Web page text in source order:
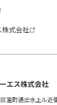
式会社
室町通出水上ル近